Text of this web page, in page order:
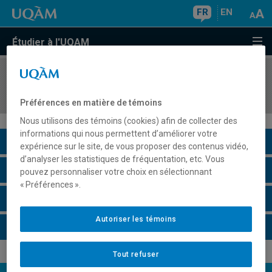
FR EN
Étudier à l'UQAM
COURS//
Description du cours
Horaire - Été 2026
Préférences en matière de témoins
Nous utilisons des témoins (cookies) afin de collecter des
informations qui nous permettent d’améliorer votre
expérience sur le site, de vous proposer des contenus vidéo,
d’analyser les statistiques de fréquentation, etc. Vous
pouvez personnaliser votre choix en sélectionnant
« Préférences ».
Tout refuser
Autoriser les témoins